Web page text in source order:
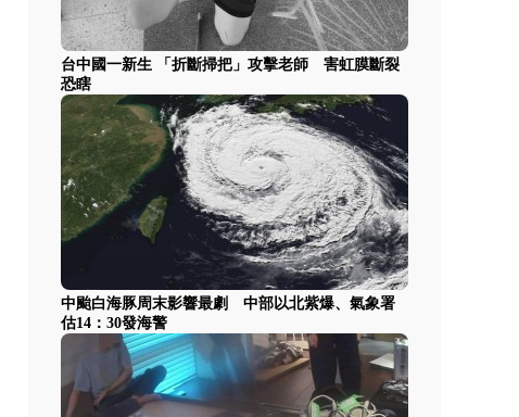
台中國一新生 「折斷掃把」攻擊老師 害虹膜斷裂
恐瞎
中颱白海豚周末影響最劇 中部以北紫爆、氣象署
估14：30發海警